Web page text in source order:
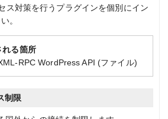
ス対策を行うプラグインを個別にイン
。
れる箇所
RPC WordPress API (ファイル)
制限